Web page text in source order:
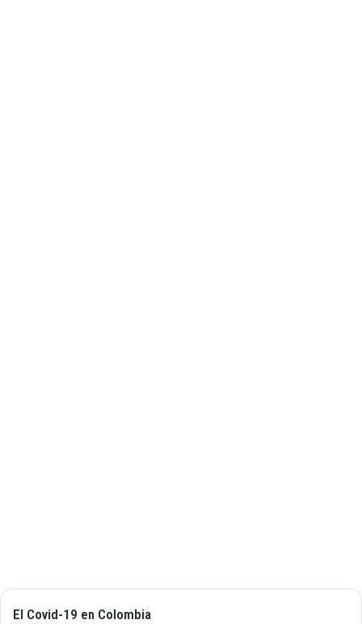
El Covid-19 en Colombia